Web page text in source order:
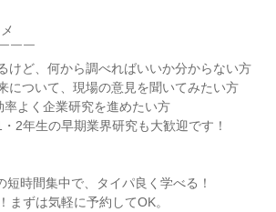
￣￣
けど、何から調べればいいか分からない方
について、現場の意見を聞いてみたい方
率よく企業研究を進めたい方
2年生の早期業界研究も大歓迎です！
時間集中で、タイパ良く学べる！
ずは気軽に予約してOK。